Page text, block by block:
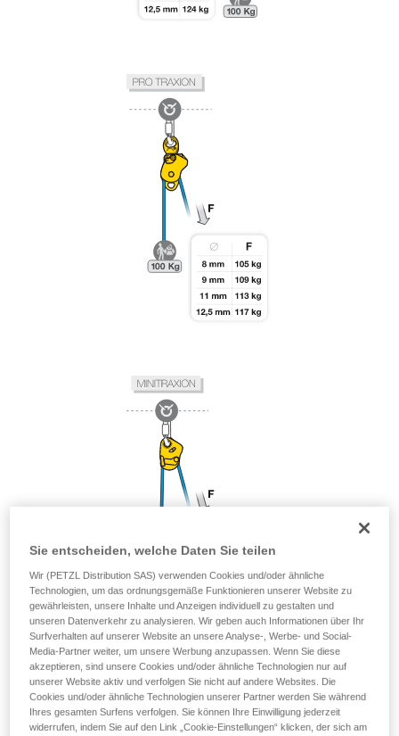
Sie entscheiden, welche Daten Sie teilen
Wir (PETZL Distribution SAS) verwenden Cookies und/oder ähnliche
Technologien, um das ordnungsgemäße Funktionieren unserer Website zu
gewährleisten, unsere Inhalte und Anzeigen individuell zu gestalten und
unseren Datenverkehr zu analysieren. Wir geben auch Informationen über Ihr
Surfverhalten auf unserer Website an unsere Analyse-, Werbe- und Social-
Media-Partner weiter, um unsere Werbung anzupassen. Wenn Sie diese
akzeptieren, sind unsere Cookies und/oder ähnliche Technologien nur auf
unserer Website aktiv und verfolgen Sie nicht auf andere Websites. Die
Cookies und/oder ähnliche Technologien unserer Partner werden Sie während
Ihres gesamten Surfens verfolgen. Sie können Ihre Einwilligung jederzeit
widerrufen, indem Sie auf den Link „Cookie-Einstellungen“ klicken, der sich am